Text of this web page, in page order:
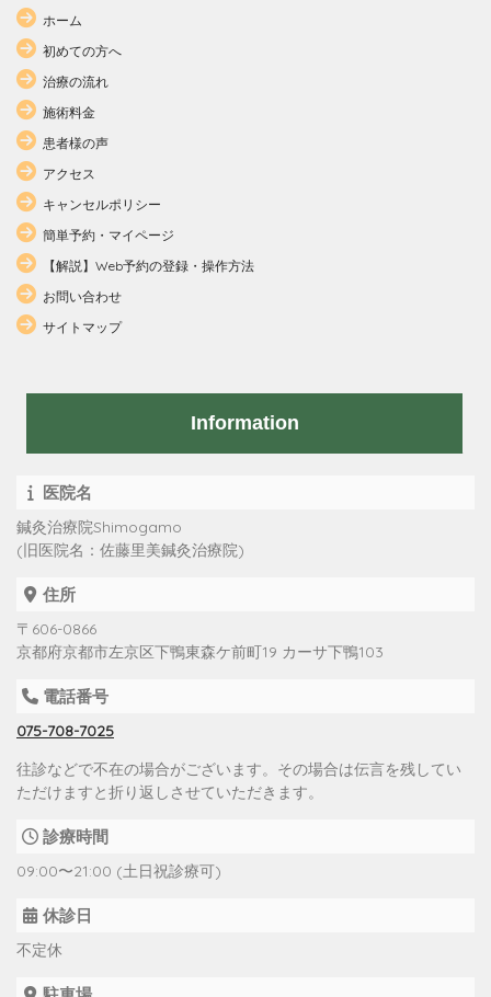
ホーム
初めての方へ
治療の流れ
施術料金
患者様の声
アクセス
キャンセルポリシー
簡単予約・マイページ
【解説】Web予約の登録・操作方法
お問い合わせ
サイトマップ
Information
医院名
鍼灸治療院Shimogamo
(旧医院名：佐藤里美鍼灸治療院)
住所
〒606-0866
京都府京都市左京区下鴨東森ケ前町19 カーサ下鴨103
電話番号
075-708-7025
往診などで不在の場合がございます。その場合は伝言を残してい
ただけますと折り返しさせていただきます。
診療時間
09:00〜21:00 (土日祝診療可)
休診日
不定休